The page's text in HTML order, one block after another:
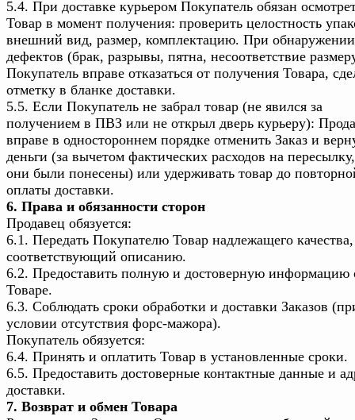
5.4. При доставке курьером Покупатель обязан
Товар в момент получения: проверить целостность
внешний вид, размер, комплектацию. При обнаружении
дефектов (брак, разрывы, пятна, несоответствие
Покупатель вправе отказаться от получения Товара,
отметку в бланке доставки.
5.5. Если Покупатель не забрал товар (не явился за
получением в ПВЗ или не открыл дверь курьеру):
вправе в одностороннем порядке отменить Заказ и
деньги (за вычетом фактических расходов на
они были понесены) или удерживать товар до
оплаты доставки.
6. Права и обязанности сторон
Продавец обязуется:
6.1. Передать Покупателю Товар надлежащего качества,
соответствующий описанию.
6.2. Предоставить полную и достоверную информацию
Товаре.
6.3. Соблюдать сроки обработки и доставки Заказов
условии отсутствия форс-мажора).
Покупатель обязуется:
6.4. Принять и оплатить Товар в установленные сроки.
6.5. Предоставить достоверные контактные данные и
доставки.
7. Возврат и обмен Товара